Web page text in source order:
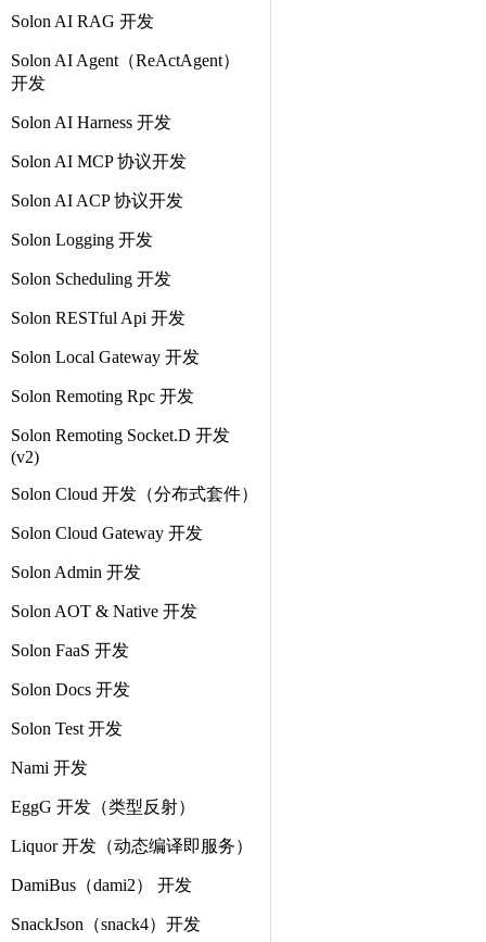
Solon AI RAG 开发
Solon AI Agent（ReActAgent）
开发
Solon AI Harness 开发
Solon AI MCP 协议开发
Solon AI ACP 协议开发
Solon Logging 开发
Solon Scheduling 开发
Solon RESTful Api 开发
Solon Local Gateway 开发
Solon Remoting Rpc 开发
Solon Remoting Socket.D 开发
(v2)
Solon Cloud 开发（分布式套件）
Solon Cloud Gateway 开发
Solon Admin 开发
Solon AOT & Native 开发
Solon FaaS 开发
Solon Docs 开发
Solon Test 开发
Nami 开发
EggG 开发（类型反射）
Liquor 开发（动态编译即服务）
DamiBus（dami2） 开发
SnackJson（snack4）开发